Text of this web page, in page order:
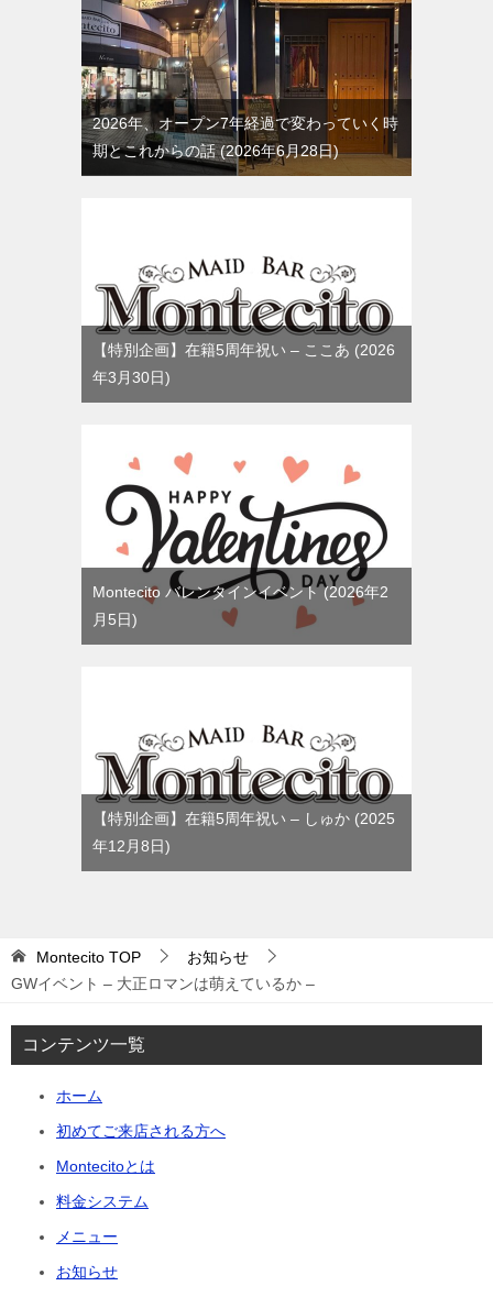
2026年、オープン7年経過で変わっていく時
期とこれからの話 2026年6月28日
【特別企画】在籍5周年祝い – ここあ
2026
年3月30日
Montecito バレンタインイベント 2026年2
月5日
【特別企画】在籍5周年祝い – しゅか 2025
年12月8日
Montecito TOP
お知らせ
GWイベント – 大正ロマンは萌えているか –
コンテンツ一覧
ホーム
初めてご来店される方へ
Montecitoとは
料金システム
メニュー
お知らせ